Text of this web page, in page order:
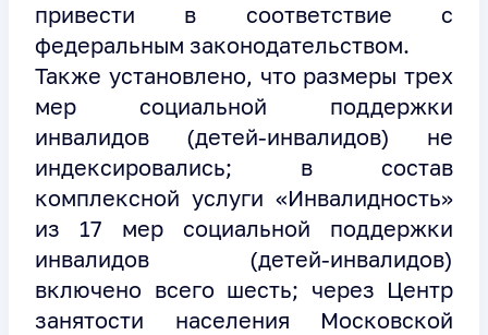
привести в соответствие с
федеральным законодательством.
Также установлено, что размеры трех
мер социальной поддержки
инвалидов (детей-инвалидов) не
индексировались; в состав
комплексной услуги «Инвалидность»
из 17 мер социальной поддержки
инвалидов (детей-инвалидов)
включено всего шесть; через Центр
занятости населения Московской